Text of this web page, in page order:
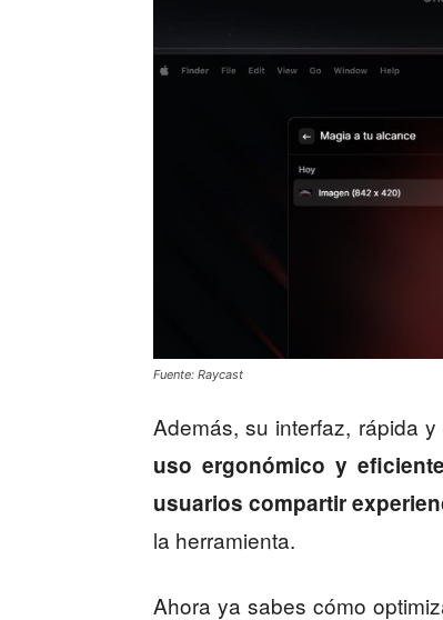
Fuente: Raycast
Además, su interfaz, rápida
uso ergonómico y eficiente
usuarios compartir
la herramienta.
Ahora ya sabes cómo